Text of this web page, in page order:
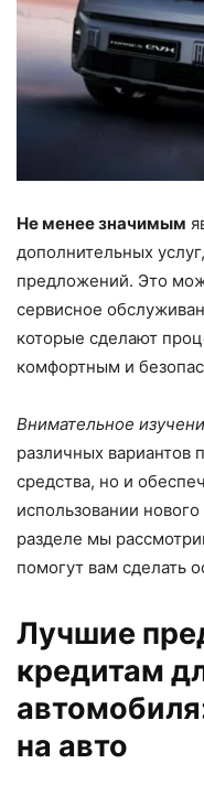
Не менее значимым
дополнительных
предложений. Это
сервисное
которые сделают
комфортным и
Внимательное
различных вариантов
средства, но и
использовании
разделе мы
помогут вам сделать
Лучшие
кредитам
на авто